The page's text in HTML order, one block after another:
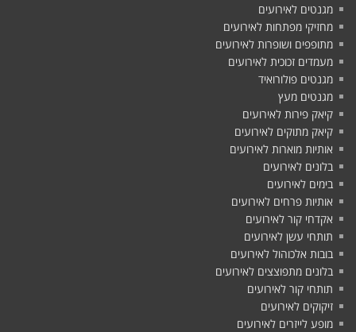
מגנטים לאירועים
מחזיקי מפתחות לאירועים
מתופפים ושופרות לאירועים
מעמדים זכוכית לאירועים
מגנטים פולורואיד
מגנטים מעץ
קיאק פירות לאירועים
קיאק מתוקים לאירועים
אותיות מוארות לאירועים
בלונים לאירועים
בימים לאירועים
אותיות פרחים לאירועים
אקדחי קור לאירועים
תותחי עשן לאירועים
בובות אלכוהול לאירועים
בלונים מתפוצצים לאירועים
תותחי קור לאירועים
זיקוקים לאירועים
מופע לייזרים לאירועים